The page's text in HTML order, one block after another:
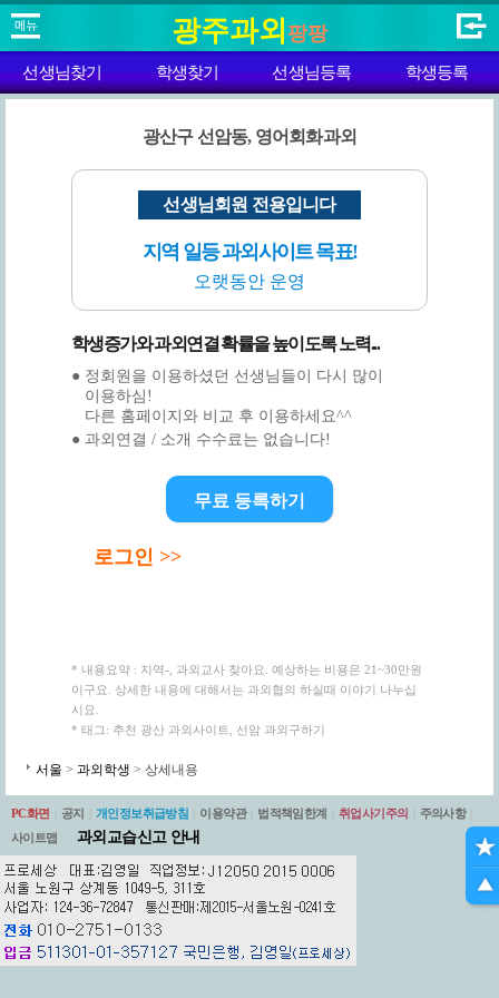
광주과외 팡팡
선생님찾기 학생찾기 선생님등록 학생등록
광산구 선암동, 영어회화과외
선생님회원 전용입니다
지역 일등 과외사이트 목표!
오랫동안 운영
학생증가와 과외연결 확률을 높이도록 노력...
● 정회원을 이용하셨던 선생님들이 다시 많이
이용하심!
다른 홈페이지와 비교 후 이용하세요^^
● 과외연결 / 소개 수수료는 없습니다!
무료 등록하기
로그인 >>
* 내용요약 : 지역-, 과외교사 찾아요. 예상하는 비용은 21~30만원
이구요. 상세한 내용에 대해서는 과외협의 하실때 이야기 나누십
시요.
* 태그: 추천 광산 과외사이트, 선암 과외구하기
서울 > 과외학생 > 상세내용
PC화면 공지 개인정보취급방침 이용약관 법적책임한계 취업사기주의 주의사항
사이트맵
과외교습신고 안내